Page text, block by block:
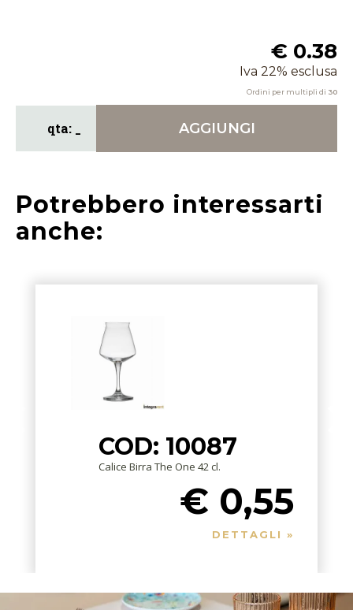
€ 0.38
Iva 22% esclusa
Ordini per multipli di 30
AGGIUNGI
Potrebbero interessarti
anche:
COD: 10087
Calice Birra The One 42 cl.
€ 0,55
DETTAGLI »